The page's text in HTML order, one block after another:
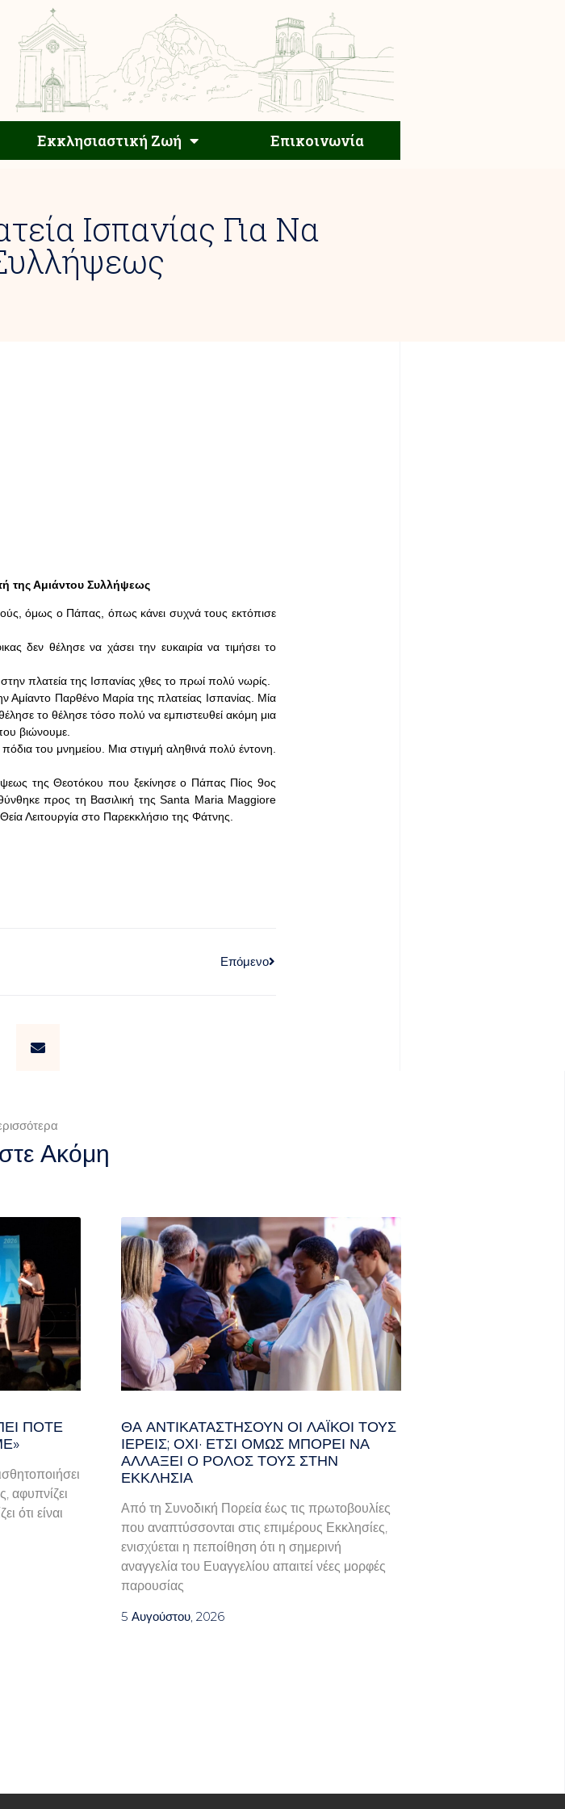
Εκκλησιαστική Ζωή Επικοινωνία
Αρχιεπισκοπή Εκκλησιαστική Ζωή Επικοινωνία
Ισπανίας Για Να
της Αμιάντου Συλλήψεως
όμως ο Πάπας, όπως κάνει συχνά τους εκτόπισε
δεν θέλησε να χάσει την ευκαιρία να τιμήσει το
πλατεία της Ισπανίας χθες το πρωί πολύ νωρίς.
Αμίαντο Παρθένο Μαρία της πλατείας Ισπανίας. Μία
το θέλησε τόσο πολύ να εμπιστευθεί ακόμη μια
βιώνουμε.
του μνημείου. Μια στιγμή αληθινά πολύ έντονη.
της Θεοτόκου που ξεκίνησε ο Πάπας Πίος 9ος
προς τη Βασιλική της Santa Maria Maggiore
Λειτουργία στο Παρεκκλήσιο της Φάτνης.
Επόμενο
Ακόμη
ΠΟΤΈ
αφυπνίζει
ότι είναι
ΘΑ ΑΝΤΙΚΑΤΑΣΤΉΣΟΥΝ ΟΙ ΛΑΪΚΟΊ ΤΟΥΣ
ΙΕΡΕΊΣ; ΌΧΙ· ΈΤΣΙ ΌΜΩΣ ΜΠΟΡΕΊ ΝΑ
ΑΛΛΆΞΕΙ Ο ΡΌΛΟΣ ΤΟΥΣ ΣΤΗΝ
ΕΚΚΛΗΣΊΑ
Από τη Συνοδική Πορεία έως τις πρωτοβουλίες
που αναπτύσσονται στις επιμέρους Εκκλησίες,
ενισχύεται η πεποίθηση ότι η σημερινή
αναγγελία του Ευαγγελίου απαιτεί νέες μορφές
παρουσίας
5 Αυγούστου, 2026